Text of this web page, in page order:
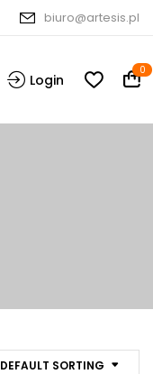
biuro@artesis.pl
Login
0
DEFAULT SORTING